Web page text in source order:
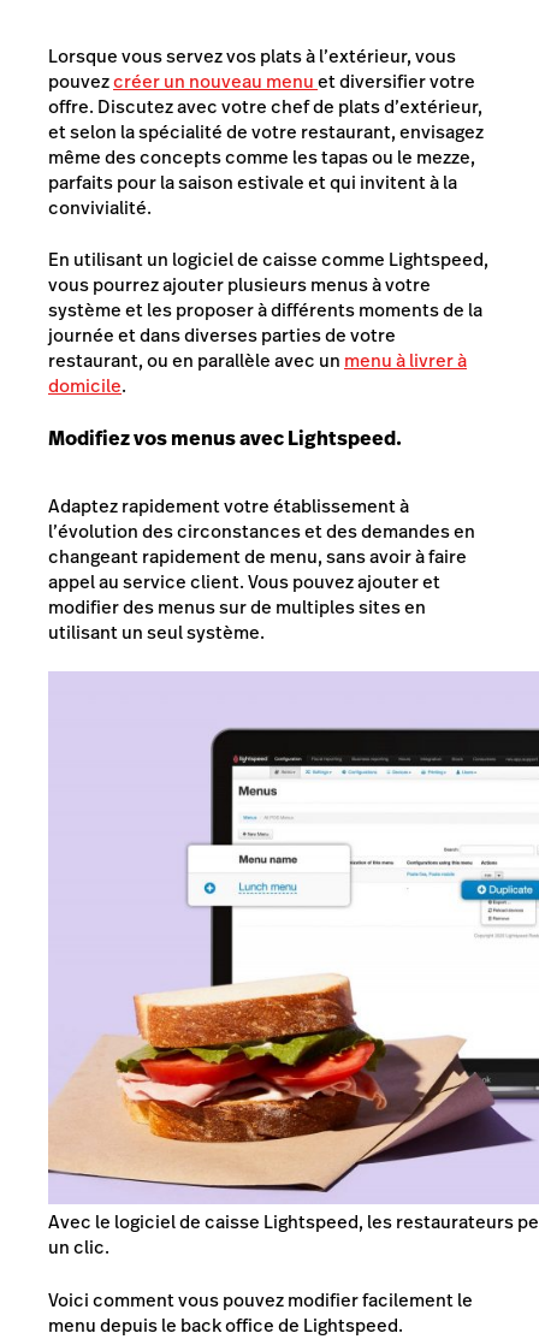
Lorsque vous servez vos plats à l’extérieur, vous
pouvezcréer un nouveau menuet diversifier votre
offre. Discutez avec votre chef de plats d’extérieur,
et selon la spécialité de votre restaurant, envisagez
même des concepts comme les tapas ou le mezze,
parfaits pour la saison estivale et qui invitent à la
convivialité.
En utilisant un logiciel de caisse comme Lightspeed,
vous pourrez ajouter plusieurs menus à votre
système et les proposer à différents moments de la
journée et dans diverses parties de votre
restaurant, ou en parallèle avec un menu à livrer à
domicile.
Modifiez vos menus avec Lightspeed.
Adaptez rapidement votre établissement à
l’évolution des circonstances et des demandes en
changeant rapidement de menu, sans avoir à faire
appel au service client. Vous pouvez ajouter et
modifier des menus sur de multiples sites en
utilisant un seul système.
Avec le logiciel de caisse Lightspeed, les restaurateurs
un clic.
Voici comment vous pouvez modifier facilement le
menu depuis le back office de Lightspeed.